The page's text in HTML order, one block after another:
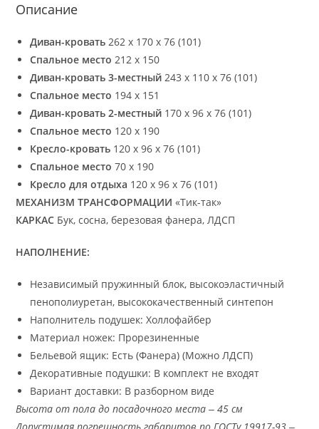
Описание
Диван-кровать 262 х 170 х 76 (101)
Спальное место 212 х 150
Диван-кровать 3-местный 243 х 110 х 76 (101)
Спальное место 194 х 151
Диван-кровать 2-местный 170 х 96 х 76 (101)
Спальное место 120 х 190
Кресло-кровать 120 х 96 х 76 (101)
Спальное место 70 х 190
Кресло для отдыха 120 х 96 х 76 (101)
МЕХАНИЗМ ТРАНСФОРМАЦИИ «Тик-так»
КАРКАС Бук, сосна, березовая фанера, ЛДСП
НАПОЛНЕНИЕ:
Независимый пружинный блок, высокоэластичный
пенополиуретан, высококачественный синтепон
Наполнитель подушек: Холлофайбер
Материал ножек: Прорезиненные
Бельевой ящик: Есть (Фанера) (Можно ЛДСП)
Декоративные подушки: В комплект не входят
Вариант доставки: В разборном виде
Высота от пола до посадочного места ‒ 45 см